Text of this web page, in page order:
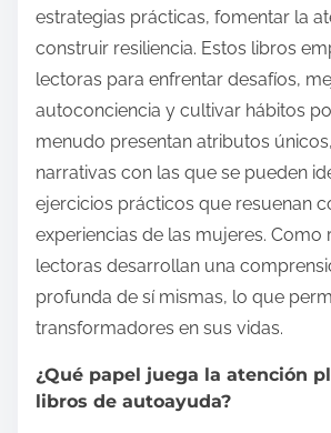
estrategias prácticas, fomentar la
construir resiliencia. Estos libros
lectoras para enfrentar desafíos,
autoconciencia y cultivar hábitos
menudo presentan atributos
narrativas con las que se pueden
ejercicios prácticos que resuenan
experiencias de las mujeres. Como
lectoras desarrollan una
profunda de sí mismas, lo que
transformadores en sus vidas.
¿Qué papel juega la atención
libros de autoayuda?